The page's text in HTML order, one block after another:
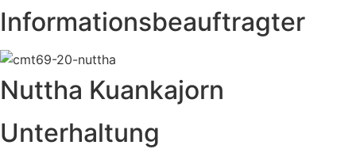
Informationsbeauftragter
Nuttha Kuankajorn
Unterhaltung